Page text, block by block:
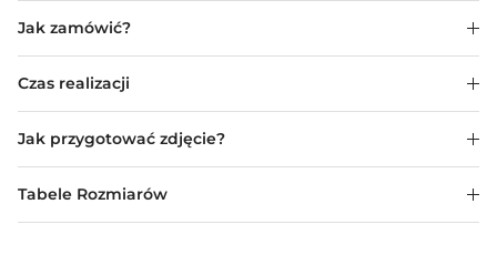
Jak zamówić?
Czas realizacji
Jak przygotować zdjęcie?
Tabele Rozmiarów